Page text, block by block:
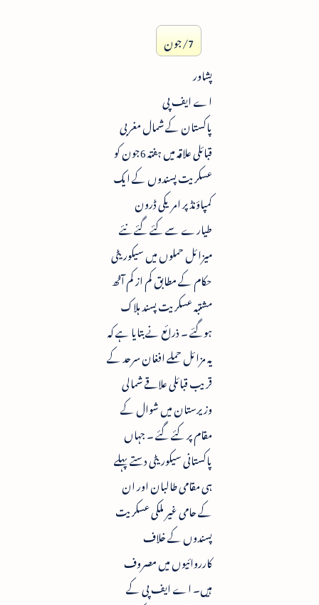
7/جون
پشاور
اے ایف پی
پاکستان کے شمال مغربی
قبائلی علاقہ میں ہفتہ 6جون کو
عسکریت پسندوں کے ایک
کمپاؤنڈ پر امریکی ڈرون
طیارے سے کئے گئے نئے
میزائل حملوں میں سیکوریٹی
حکام کے مطابق کم از کم آٹھ
مشتبہ عسکریت پسند ہلاک
ہوگئے ۔ ذرائع نے بتایا ہے کہ
یہ مزائل حملے افغان سرحد کے
قریب قبائلی علاقے شمالی
وزیرستان میں شوال کے
مقام پر کئے گئے ۔ جہاں
پاکستانی سیکوریٹی دستے پہلے
ہی مقامی طالبان اور ان
کے حامی غیر ملکی عسکریت
پسندوں کے خلاف
کارروائیوں میں مصروف
ہیں۔ اے ایف پی کے